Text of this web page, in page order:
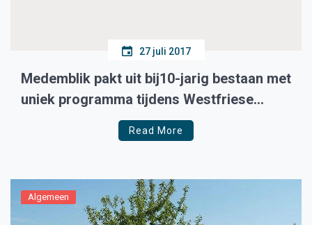
27 juli 2017
Medemblik pakt uit bij10-jarig bestaan met
uniek programma tijdens Westfriese
Read More
Algemeen